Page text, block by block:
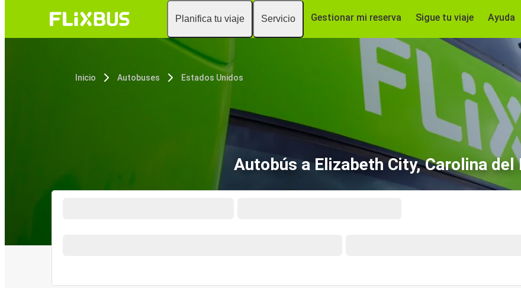
Planifica tu viaje Servicio Gestionar mi reserva Sigue tu viaje Ayuda
Inicio Autobuses Estados Unidos
Autobús a Elizabeth City, Carolina del